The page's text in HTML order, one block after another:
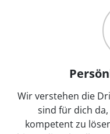
Wir verstehen die
sind für dich
kompetent zu